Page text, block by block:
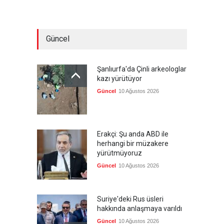
Güncel
Şanlıurfa'da Çinli arkeologlar
kazı yürütüyor
Güncel 10 Ağustos 2026
Erakçi: Şu anda ABD ile
herhangi bir müzakere
yürütmüyoruz
Güncel 10 Ağustos 2026
Suriye'deki Rus üsleri
hakkında anlaşmaya varıldı
Güncel 10 Ağustos 2026